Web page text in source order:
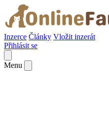
Inzerce Články Vložit inzerát
Přihlásit se
Menu